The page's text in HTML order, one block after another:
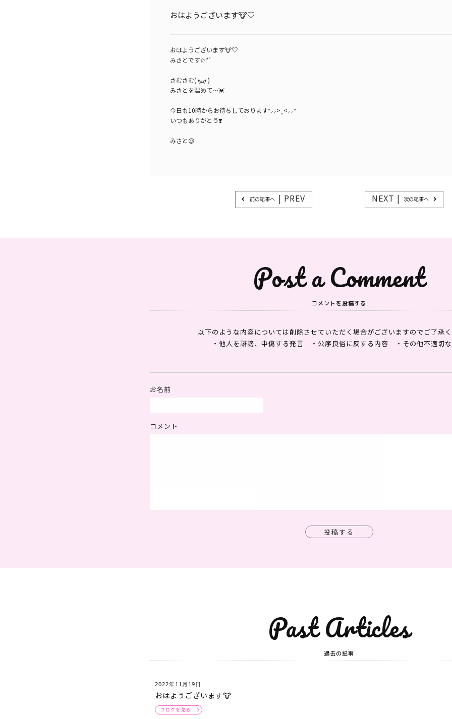
おはようございます🐮♡
おはようございます🐮♡
みさとです✩.*˚
さむさむ( •̥ࡇ•̥ )‎
みさとを温めて～💓
今日も10時からお待ちしておりますᐡ⸝⸝> ̫ <⸝⸝ᐡ
いつもありがとう❣️
みさと😌
前の記事へ | PREV NEXT | 次の記事へ
Post a Comment
コメントを投稿する
以下のような内容については削除させていただく場合がございますのでご了承く
・他人を誹謗、中傷する発言
・公序良俗に反する内容 ・その他不適切
お名前
コメント
投稿する
Past Articles
過去の記事
2022年11月19日
おはようございます🐮
ブログを見る